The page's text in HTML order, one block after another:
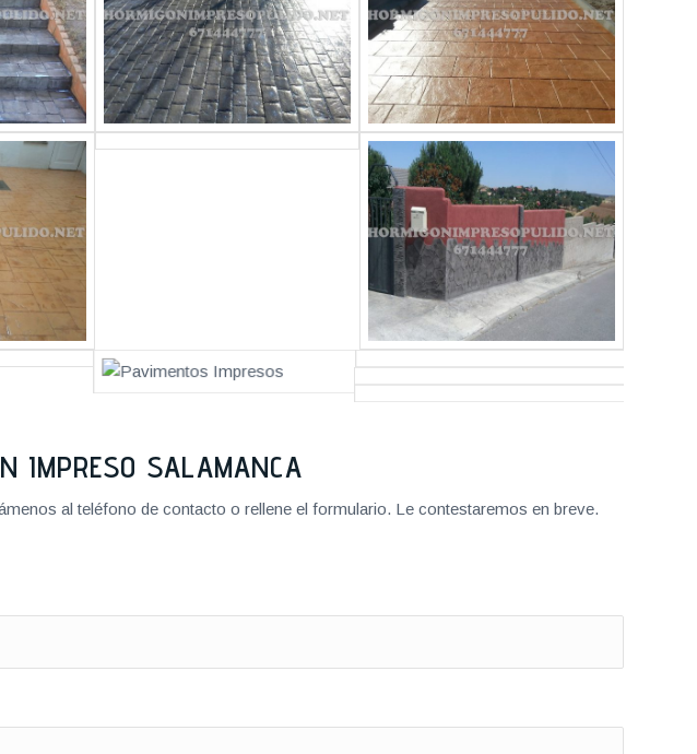
IMPRESO SALAMANCA
al teléfono de contacto o rellene el formulario. Le contestaremos en breve.